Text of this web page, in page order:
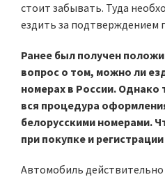
стоит забывать. Туда
ездить за подтверждением
Ранее был получен
вопрос о том, можно ли
номерах в России. Однако
вся процедура
белорусскими номерами.
при покупке и
Автомобиль